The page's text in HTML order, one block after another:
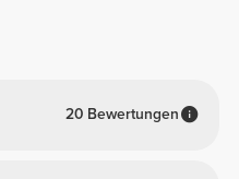
20 Bewertungen